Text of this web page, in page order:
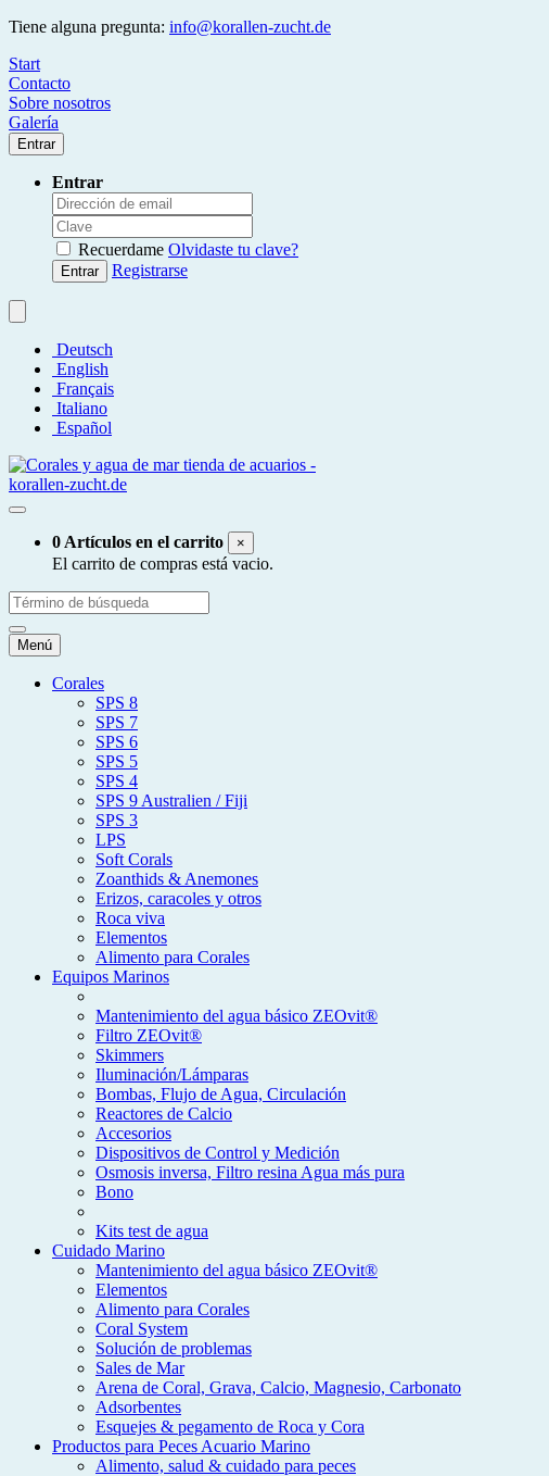
Tiene alguna pregunta: info@korallen-zucht.de
Start
Contacto
Sobre nosotros
Galería
Entrar
Entrar
Recuerdame Olvidaste tu clave?
Entrar Registrarse
Deutsch
English
Français
Italiano
Español
0 Artículos en el carrito ×
El carrito de compras está vacio.
Menú
Corales
SPS 8
SPS 7
SPS 6
SPS 5
SPS 4
SPS 9 Australien / Fiji
SPS 3
LPS
Soft Corals
Zoanthids & Anemones
Erizos, caracoles y otros
Roca viva
Elementos
Alimento para Corales
Equipos Marinos
Mantenimiento del agua básico ZEOvit®
Filtro ZEOvit®
Skimmers
Iluminación/Lámparas
Bombas, Flujo de Agua, Circulación
Reactores de Calcio
Accesorios
Dispositivos de Control y Medición
Osmosis inversa, Filtro resina Agua más pura
Bono
Kits test de agua
Cuidado Marino
Mantenimiento del agua básico ZEOvit®
Elementos
Alimento para Corales
Coral System
Solución de problemas
Sales de Mar
Arena de Coral, Grava, Calcio, Magnesio, Carbonato
Adsorbentes
Esquejes & pegamento de Roca y Cora
Productos para Peces Acuario Marino
Alimento, salud & cuidado para peces